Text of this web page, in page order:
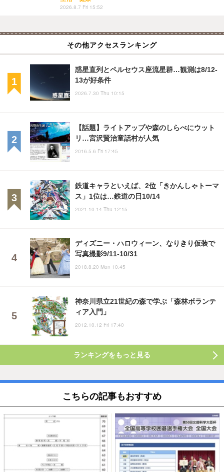
2026.8.7 Fri 15:52
その他アクセスランキング
惑星直列とペルセウス座流星群…観測は8/12-
13が好条件
2026.7.30 Thu 10:15
【話題】ライトアップや森のしらべにウット
リ…宮沢賢治童話村が人気
2016.5.6 Fri 17:45
鉄道キャラといえば、2位「きかんしゃトーマ
ス」1位は…鉄道の日10/14
2021.10.14 Thu 12:15
ディズニー・ハロウィーン、なりきり仮装で
写真撮影9/11-10/31
2018.8.20 Mon 10:45
神奈川県立21世紀の森で学ぶ「森林ボランテ
ィア入門」
2012.10.12 Fri 17:40
ランキングをもっと見る
こちらの記事もおすすめ